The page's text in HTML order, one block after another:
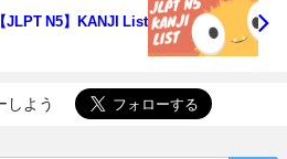
【JLPT N5】KANJI List
しよう